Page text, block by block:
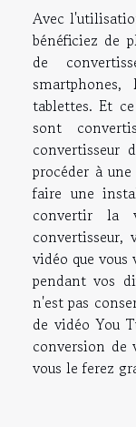
Avec
bénéficiez de
de
tablettes. Et
sont
convertisseur
procéder à
faire une
convertir la
vidéo que
pendant vos
n'est pas
de vidéo You
conversion de
vous le ferez